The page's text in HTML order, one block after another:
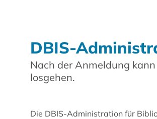
DBIS-
Nach der Anmeldung kann
losgehen.
Die DBIS-Administration für